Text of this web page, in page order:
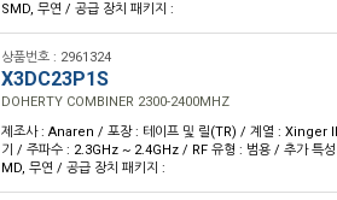
SMD, 무연 / 공급 장치 패키지 :
상품번호 : 2961324
X3DC23P1S
DOHERTY COMBINER 2300-2400MHZ
제조사 : Anaren / 포장 : 테이프 및 릴(TR) / 계열 : Xinger
기 / 주파수 : 2.3GHz ~ 2.4GHz / RF 유형 : 범용 / 추가 특
MD, 무연 / 공급 장치 패키지 :